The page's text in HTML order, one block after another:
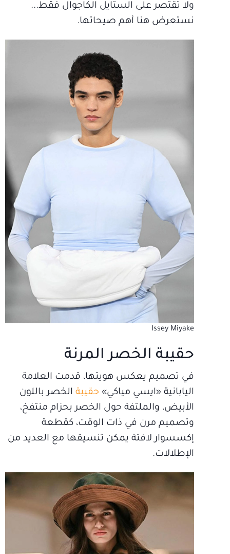
ولا تقتصر على الستايل الكاجوال فقط...
نستعرض هنا أهم صيحاتها.
Issey Miyake
حقيبة الخصر المرنة
في تصميم يعكس هويتها، قدمت العلامة
اليابانية «ايسي مياكي» حقيبة الخصر باللون
الأبيض، والملتفة حول الخصر بحزام منتفخ،
وتصميم مرن في ذات الوقت، كقطعة
إكسسوار لافتة يمكن تنسيقها مع العديد من
الإطلالات.